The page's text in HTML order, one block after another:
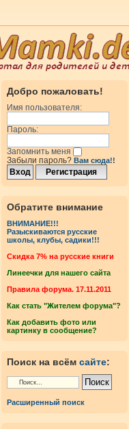
Добро пожаловать!
Имя пользователя:
Пароль:
Запомнить меня
Забыли пароль? Вам сюда!!
Обратите внимание
ВНИМАНИЕ!!!
Разыскиваются русские
школы, клубы, садики!!!
Cкидка 7% на русские книги
Линеечки для нашего сайта
Правила форума. 17.11.2011
Как стать "Жителем форума"?
Как добавить фото или
картинку в сообщение?
Поиск на всём сайте:
Расширенный поиск